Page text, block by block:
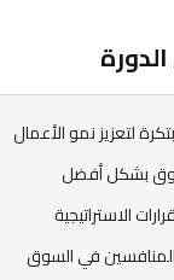
لتعزيز نمو الأعمال
بشكل أفضل
الاستراتيجية
في السوق